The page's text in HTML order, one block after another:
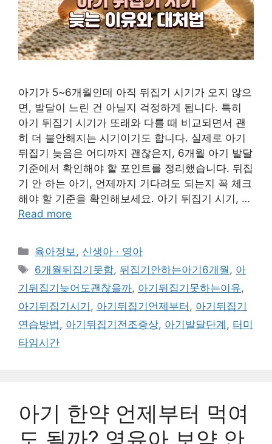
아기가 5~6개월인데 아직 뒤집기 시기가 오지 않으
면, 발달이 느린 건 아닐지 걱정하게 됩니다. 특히
아기 뒤집기 시기가 또래와 다를 때 비교되면서 괜
히 더 불안해지는 시기이기도 합니다. 실제로 아기
뒤집기 늦음은 어디까지 괜찮은지, 6개월 아기 발달
기준에서 확인해야 할 포인트를 정리했습니다. 뒤집
기 안 하는 아기, 언제까지 기다려도 되는지 꼭 체크
해야 할 기준을 확인해보세요. 아기 뒤집기 시기, …
Read more
Categories
육아정보 , 신생아 · 영아
Tags
6개월뒤집기못함, 뒤집기안하는아기6개월 , 아
기뒤집기늦어도괜찮을까, 아기뒤집기못하는이유,
아기뒤집기시기 , 아기뒤집기언제부터 , 아기뒤집기
연습방법 , 아기뒤집기전조증상, 아기발달단계 , 터미
타임시간
아기 한약 언제부터 먹여
도 될까? 영유아 보약 안